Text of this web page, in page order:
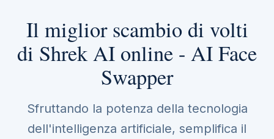
Il miglior scambio di volti
di Shrek AI online - AI Face
Swapper
Sfruttando la potenza della tecnologia
dell'intelligenza artificiale, semplifica il